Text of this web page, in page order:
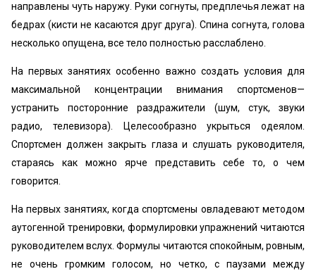
направлены чуть наружу. Руки согнуты, предплечья лежат на
бедрах (кисти не касаются друг друга). Спина согнута, голова
несколько опущена, все тело полностью расслаблено.
На первых занятиях особенно важно создать условия для
максимальной концентрации внимания спортсменов—
устранить посторонние раздражители (шум, стук, звуки
радио, телевизора). Целесообразно укрыться одеялом.
Спортсмен должен закрыть глаза и слушать руководителя,
стараясь как можно ярче представить себе то, о чем
говорится.
На первых занятиях, когда спортсмены овладевают методом
аутогенной тренировки, формулировки упражнений читаются
руководителем вслух. Формулы читаются спокойным, ровным,
не очень громким голосом, но четко, с паузами между